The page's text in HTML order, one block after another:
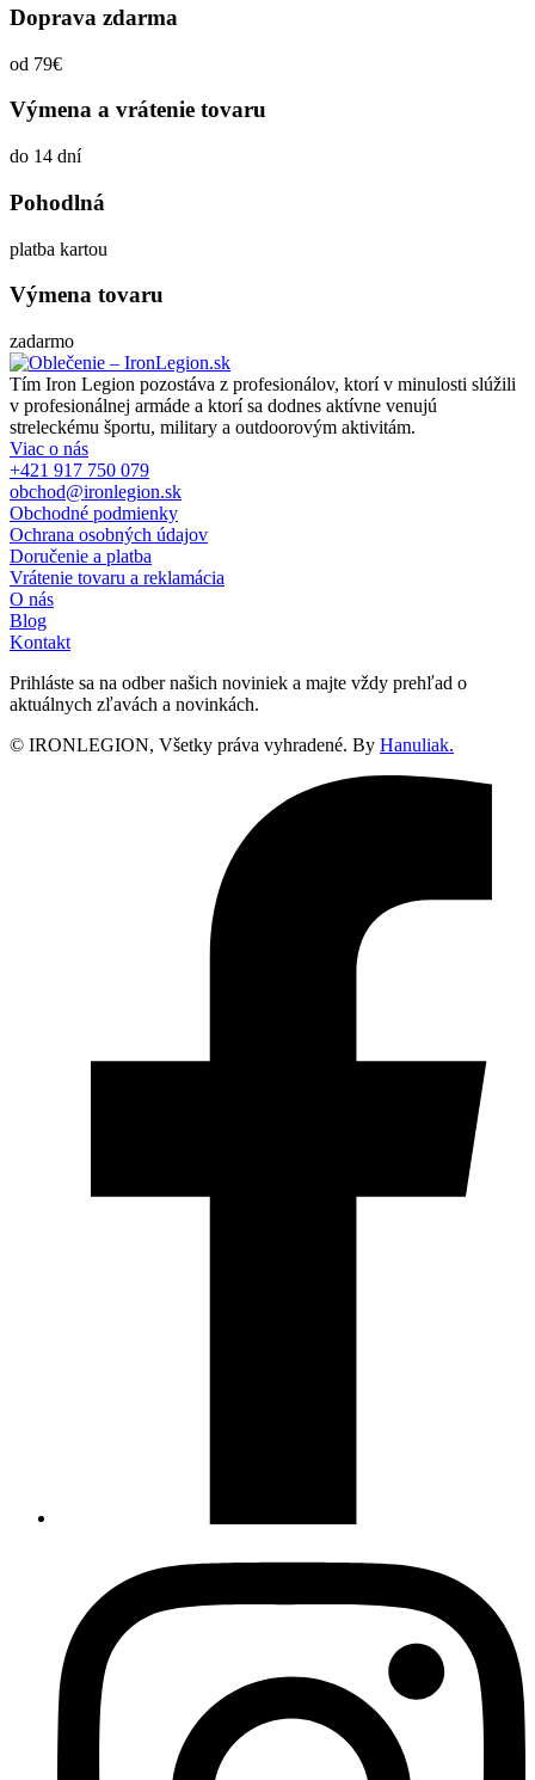
Doprava zdarma
od 79€
Výmena a vrátenie tovaru
do 14 dní
Pohodlná
platba kartou
Výmena tovaru
zadarmo
Tím Iron Legion pozostáva z profesionálov, ktorí v minulosti slúžili
v profesionálnej armáde a ktorí sa dodnes aktívne venujú
streleckému športu, military a outdoorovým aktivitám.
Viac o nás
+421 917 750 079
obchod@ironlegion.sk
Obchodné podmienky
Ochrana osobných údajov
Doručenie a platba
Vrátenie tovaru a reklamácia
O nás
Blog
Kontakt
Prihláste sa na odber našich noviniek a majte vždy prehľad o
aktuálnych zľavách a novinkách.
© IRONLEGION, Všetky práva vyhradené. By Hanuliak.